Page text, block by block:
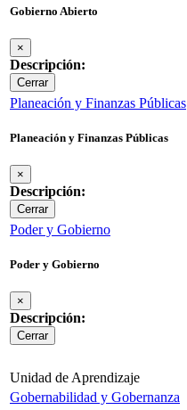
Gobierno Abierto
×
Descripción:
Cerrar
Planeación y Finanzas Públicas
Planeación y Finanzas Públicas
×
Descripción:
Cerrar
Poder y Gobierno
Poder y Gobierno
×
Descripción:
Cerrar
Unidad de Aprendizaje
Gobernabilidad y Gobernanza